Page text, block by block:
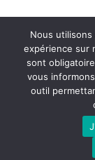
Conditions
Nous
expérience sur
sont
vous
outil